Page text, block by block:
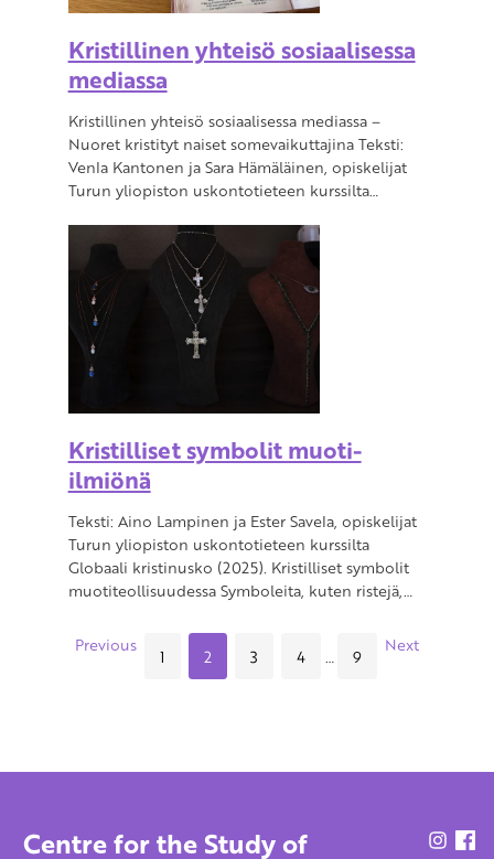
Kristillinen yhteisö sosiaalisessa
mediassa
Kristillinen yhteisö sosiaalisessa mediassa –
Nuoret kristityt naiset somevaikuttajina Teksti:
Venla Kantonen ja Sara Hämäläinen, opiskelijat
Turun yliopiston uskontotieteen kurssilta…
Kristilliset symbolit muoti-
ilmiönä
Teksti: Aino Lampinen ja Ester Savela, opiskelijat
Turun yliopiston uskontotieteen kurssilta
Globaali kristinusko (2025). Kristilliset symbolit
muotiteollisuudessa Symboleita, kuten ristejä,…
Previous 1 2 3 4 … 9 Next
Centre for the Study of
CSCC